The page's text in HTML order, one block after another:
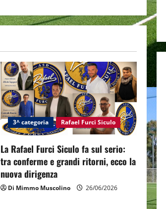
3^ categoria Rafael Furci Siculo
La Rafael Furci Siculo fa sul serio:
tra conferme e grandi ritorni, ecco la
nuova dirigenza
Di Mimmo Muscolino 26/06/2026